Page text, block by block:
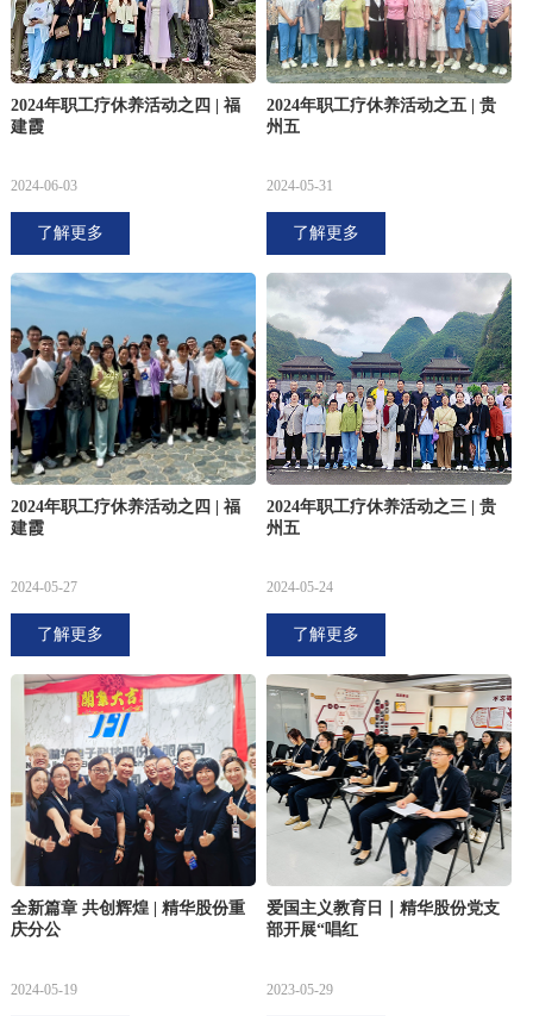
2024年职工疗休养活动之四 | 福
建霞
2024-06-03
了解更多
2024年职工疗休养活动之五 | 贵
州五
2024-05-31
了解更多
2024年职工疗休养活动之四 | 福
建霞
2024-05-27
了解更多
2024年职工疗休养活动之三 | 贵
州五
2024-05-24
了解更多
全新篇章 共创辉煌 | 精华股份重
庆分公
2024-05-19
爱国主义教育日｜精华股份党支
部开展“唱红
2023-05-29